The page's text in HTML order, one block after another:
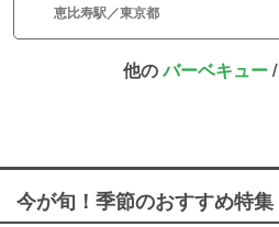
恵比寿駅／東京都
他のバーベキュー/
今が旬！季節のおすすめ特集